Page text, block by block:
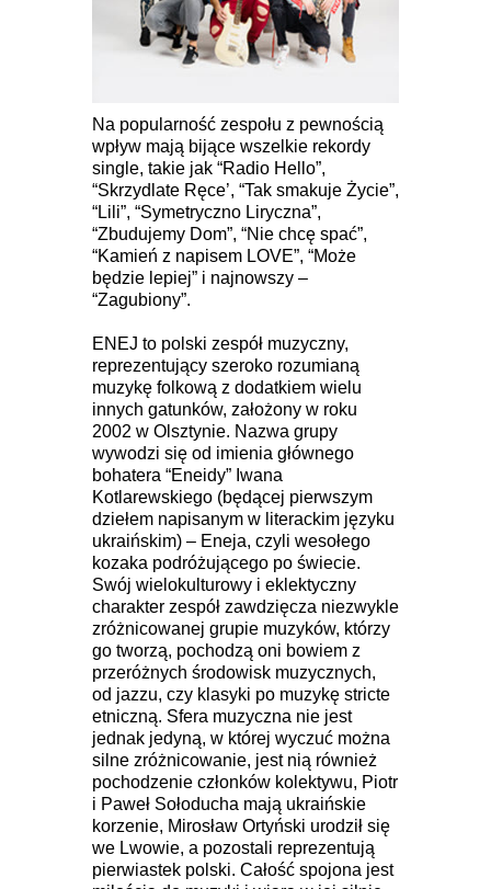
Na popularność zespołu z pewnością
wpływ mają bijące wszelkie rekordy
single, takie jak “Radio Hello”,
“Skrzydlate Ręce’, “Tak smakuje Życie”,
“Lili”, “Symetryczno Liryczna”,
“Zbudujemy Dom”, “Nie chcę spać”,
“Kamień z napisem LOVE”, “Może
będzie lepiej” i najnowszy –
“Zagubiony”.
ENEJ to polski zespół muzyczny,
reprezentujący szeroko rozumianą
muzykę folkową z dodatkiem wielu
innych gatunków, założony w roku
2002 w Olsztynie. Nazwa grupy
wywodzi się od imienia głównego
bohatera “Eneidy” Iwana
Kotlarewskiego (będącej pierwszym
dziełem napisanym w literackim języku
ukraińskim) – Eneja, czyli wesołego
kozaka podróżującego po świecie.
Swój wielokulturowy i eklektyczny
charakter zespół zawdzięcza niezwykle
zróżnicowanej grupie muzyków, którzy
go tworzą, pochodzą oni bowiem z
przeróżnych środowisk muzycznych,
od jazzu, czy klasyki po muzykę stricte
etniczną. Sfera muzyczna nie jest
jednak jedyną, w której wyczuć można
silne zróżnicowanie, jest nią również
pochodzenie członków kolektywu, Piotr
i Paweł Sołoducha mają ukraińskie
korzenie, Mirosław Ortyński urodził się
we Lwowie, a pozostali reprezentują
pierwiastek polski. Całość spojona jest